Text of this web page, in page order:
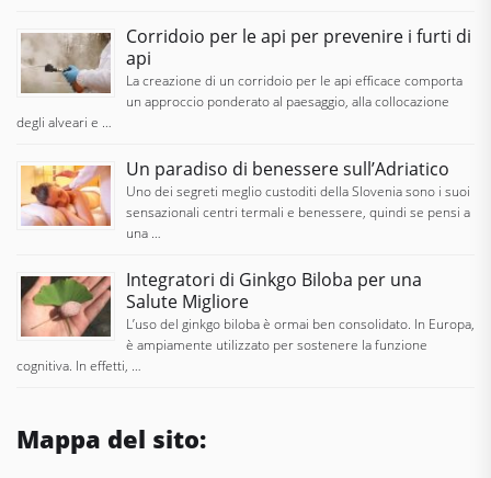
Corridoio per le api per prevenire i furti di
api
La creazione di un corridoio per le api efficace comporta
un approccio ponderato al paesaggio, alla collocazione
degli alveari e …
Un paradiso di benessere sull’Adriatico
Uno dei segreti meglio custoditi della Slovenia sono i suoi
sensazionali centri termali e benessere, quindi se pensi a
una …
Integratori di Ginkgo Biloba per una
Salute Migliore
L’uso del ginkgo biloba è ormai ben consolidato. In Europa,
è ampiamente utilizzato per sostenere la funzione
cognitiva. In effetti, …
Mappa del sito: